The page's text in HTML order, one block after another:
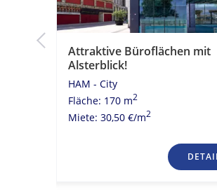
Attraktive Büroflächen mit
Alsterblick!
HAM - City
Fläche: 170 m2
Miete: 30,50 €/m2